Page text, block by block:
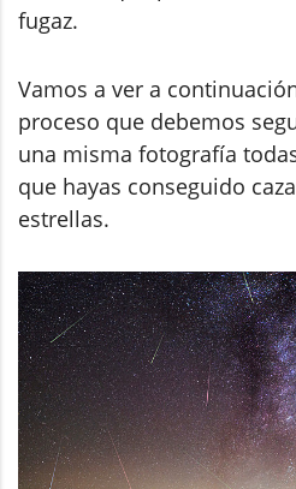
fugaz.
Vamos a ver a
proceso que debemos
una misma fotografía
que hayas conseguido
estrellas.